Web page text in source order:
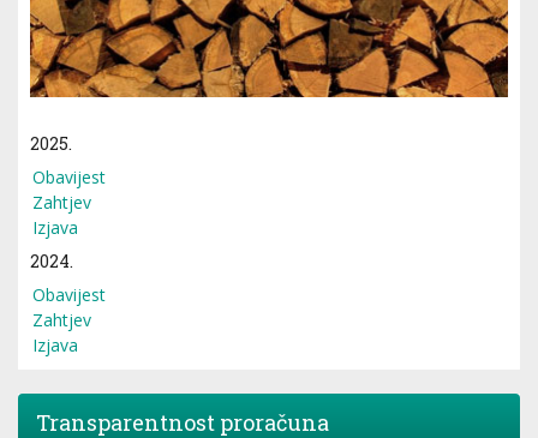
2025.
Obavijest
Zahtjev
Izjava
2024.
Obavijest
Zahtjev
Izjava
Transparentnost proračuna